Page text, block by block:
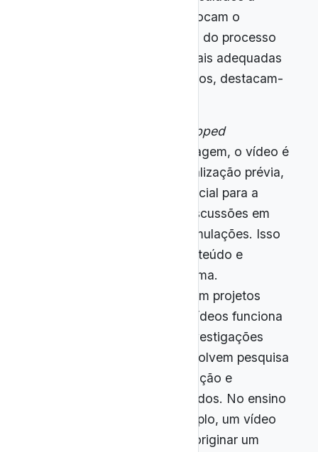
metodologias ativas, que colocam o
estudante como protagonista do processo
de aprendizagem. Entre as mais adequadas
para o uso de vídeos científicos, destacam-
flipped
): nessa abordagem, o vídeo é
disponibilizado para visualização prévia,
liberando o tempo presencial para a
resolução de dúvidas, discussões em
grupo, experimentos e simulações. Isso
permite aprofundar o conteúdo e
adaptá-lo ao ritmo da turma.
Aprendizagem baseada em projetos
(ABP): o conteúdo dos vídeos funciona
como disparador para investigações
interdisciplinares que envolvem pesquisa
bibliográfica, experimentação e
comunicação dos resultados. No ensino
de Astronomia, por exemplo, um vídeo
sobre exoplanetas pode originar um